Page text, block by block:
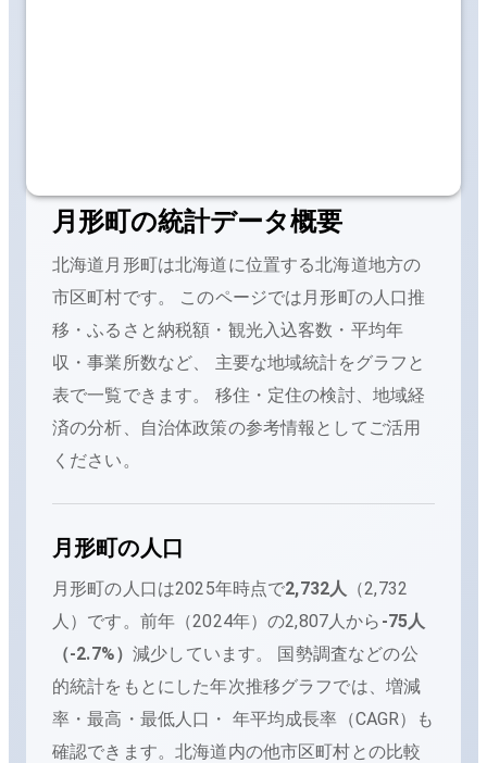
月形町の統計データ概要
北海道月形町は北海道に位置する北海道地方の
市区町村です。 このページでは 月形町の人口推
移・ふるさと納税額・観光入込客数・平均年
収・事業所数など、 主要な地域統計をグラフと
表で一覧できます。 移住・定住の検討、地域経
済の分析、自治体政策の参考情報としてご活用
ください。
月形町の人口
月形町の人口は2025年時点で2,732人 （2,732
人 ）です。 前年（2024年）の2,807 人から -75人
（-2.7%）減少しています。
国勢調査などの公
的統計をもとにした年次推移グラフでは、増減
率・最高・最低人口・ 年平均成長率（CAGR）も
確認できます。北海道内の他市区町村との比較